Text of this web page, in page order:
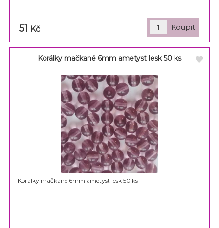
51 Kč
Korálky mačkané 6mm ametyst lesk 50 ks
Korálky mačkané 6mm ametyst lesk 50 ks